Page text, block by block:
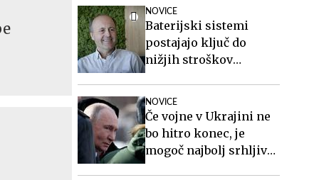
NOVICE
Baterijski sistemi
postajajo ključ do
nižjih stroškov
NOVICE
Če vojne v Ukrajini ne
bo hitro konec, je
mogoč najbolj srhljiv